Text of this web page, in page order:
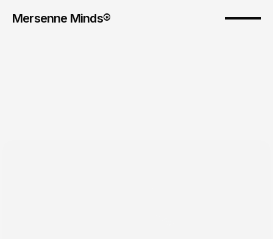
Mersenne Minds®